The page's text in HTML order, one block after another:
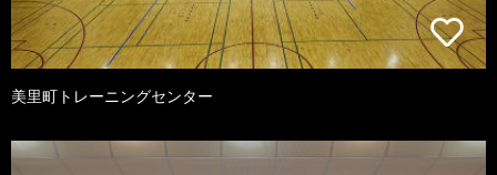
美里町トレーニングセンター